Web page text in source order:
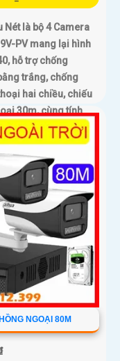
Nét là bộ 4 Camera
PV mang lại hình
hỗ trợ chống
trắng, chống
hai chiều, chiếu
30m, cùng tính
hiệu quả ngày đêm
NGOẠI 80M